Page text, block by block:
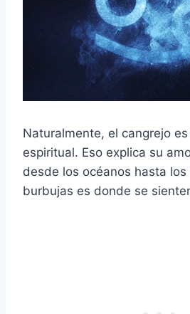
Naturalmente, el cangrejo
espiritual. Eso explica su
desde los océanos hasta
burbujas es donde se